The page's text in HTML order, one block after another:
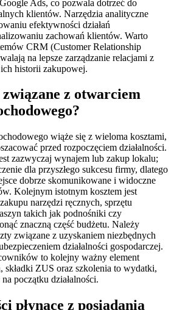
Ads, co pozwala dotrzeć do
klientów. Narzędzia analityczne
efektywności działań
zachowań klientów. Warto
CRM (Customer Relationship
na lepsze zarządzanie relacjami z
historii zakupowej.
z otwarciem
wiąże się z wieloma kosztami,
przed rozpoczęciem działalności.
zazwyczaj wynajem lub zakup lokalu;
dla przyszłego sukcesu firmy, dlatego
dobrze skomunikowane i widoczne
Kolejnym istotnym kosztem jest
narzędzi ręcznych, sprzętu
takich jak podnośniki czy
znaczną część budżetu. Należy
związane z uzyskaniem niezbędnych
działalności gospodarczej.
to kolejny ważny element
składki ZUS oraz szkolenia to wydatki,
początku działalności.
płynące z posiadania